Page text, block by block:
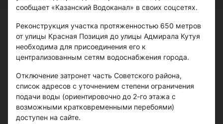
сообщает «Казанский Водоканал» в своих соцсетях.
Реконструкция участка протяженностью 650 метров
от улицы Красная Позиция до улицы Адмирала Кутуя
необходима для присоединения его к
централизованным сетям водоснабжения города.
Отключение затронет часть Советского района,
список адресов с уточнением степени ограничения
подачи воды (ориентировочно до 2-го этажа с
возможными кратковременными перебоями)
доступен на сайте.